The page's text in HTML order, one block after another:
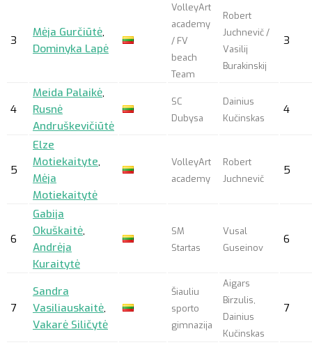
3
Mėja Gurčiūtė,
Dominyka Lapė
VolleyArt
academy
/ FV
beach
Team
Robert
Juchnevič /
Vasilij
Burakinskij
3
4
Meida Palaikė,
Rusnė
Andruškevičiūtė
SC
Dubysa
Dainius
Kučinskas
4
5
Elze
Motiekaityte,
Mėja
Motiekaitytė
VolleyArt
academy
Robert
Juchnevič
5
6
Gabija
Okuškaitė,
Andrėja
Kuraitytė
SM
Startas
Vusal
Guseinov
6
7
Sandra
Vasiliauskaitė,
Vakarė Siličytė
Šiauliu
sporto
gimnazija
Aigars
Birzulis,
Dainius
Kučinskas
7